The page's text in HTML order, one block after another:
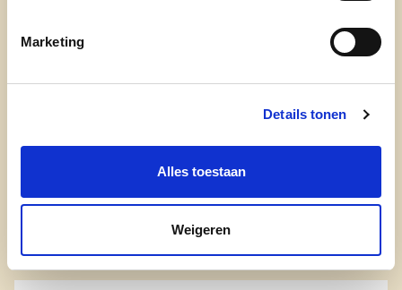
Marketing
Details tonen
Alles toestaan
Weigeren
cd&v Laarne
Schrijf je in voor onze nieuwsbrief !